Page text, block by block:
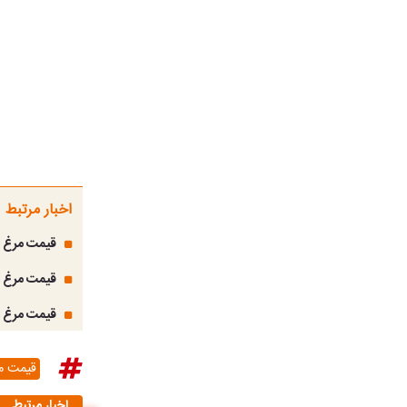
اخبار مرتبط
قیمت مرغ امروز
قیمت مرغ امروز
قیمت مرغ امروز
قیمت